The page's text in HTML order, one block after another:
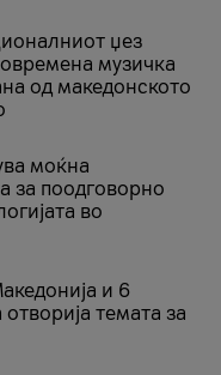
џез
музичка
од македонското
моќна
за поодговорно
во
и 6
темата за